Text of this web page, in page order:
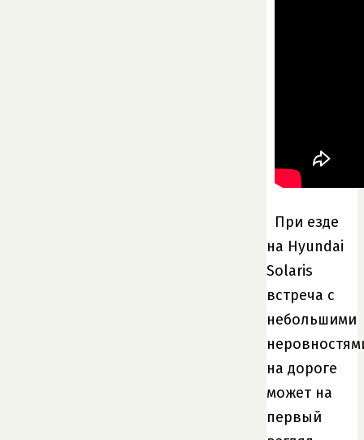
При езде
на Hyundai
Solaris
встреча с
небольшими
на дороге
может на
первый